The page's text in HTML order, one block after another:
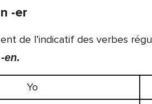
-er
de l’indicatif des verbes
en.
Yo